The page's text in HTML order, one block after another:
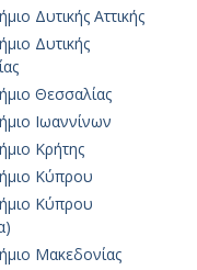
Δυτικής Αττικής
Δυτικής
Θεσσαλίας
Ιωαννίνων
Κρήτης
Κύπρου
Κύπρου
Μακεδονίας